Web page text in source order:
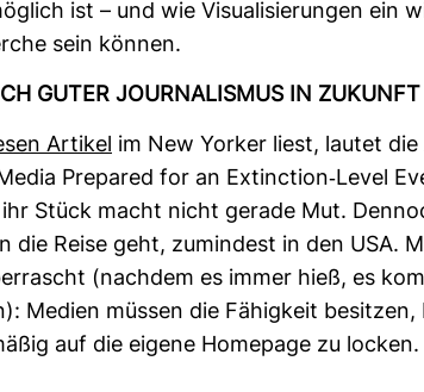
ist – und wie Visua­li­sie­rungen ein
sein können.
GUTER JOUR­NA­LISMUS IN
Artikel im New Yorker liest, lautet
Pre­pared for an Extinc­tion-​Level
ihr Stück macht nicht gerade Mut.
die Reise geht, zumin­dest in den USA.
(nachdem es immer hieß, es
Medien müssen die Fähig­keit
auf die eigene Home­page zu locken.